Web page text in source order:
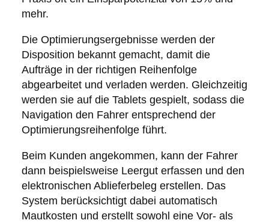
mehr.
Die Optimierungsergebnisse werden der
Disposition bekannt gemacht, damit die
Aufträge in der richtigen Reihenfolge
abgearbeitet und verladen werden. Gleichzeitig
werden sie auf die Tablets gespielt, sodass die
Navigation den Fahrer entsprechend der
Optimierungsreihenfolge führt.
Beim Kunden angekommen, kann der Fahrer
dann beispielsweise Leergut erfassen und den
elektronischen Ablieferbeleg erstellen. Das
System berücksichtigt dabei automatisch
Mautkosten und erstellt sowohl eine Vor- als